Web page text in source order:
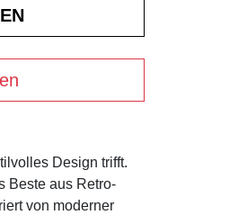
Design trifft.
Beste aus Retro-
von moderner